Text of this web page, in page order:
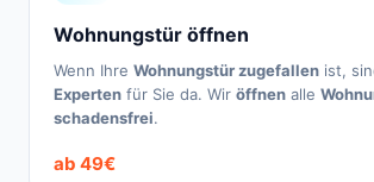
Wohnungstür öffnen
Wenn Ihre Wohnungstür zugefallen ist,
Experten für Sie da. Wir öffnen alle
schadensfrei.
ab 49€